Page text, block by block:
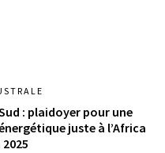
: plaidoyer pour une
juste à l’Africa